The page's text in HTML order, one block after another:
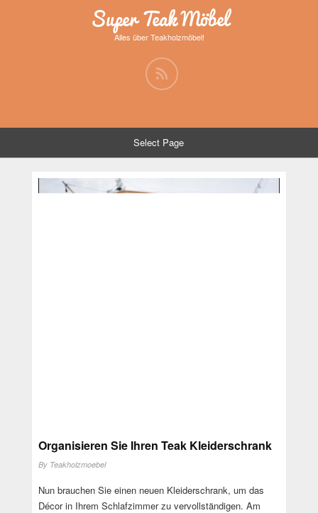
Super Teak Möbel
Alles über Teakholzmöbel!
Select Page
Organisieren Sie Ihren Teak Kleiderschrank
By Teakholzmoebel
Nun brauchen Sie einen neuen Kleiderschrank, um das
Décor in Ihrem Schlafzimmer zu vervollständigen. Am